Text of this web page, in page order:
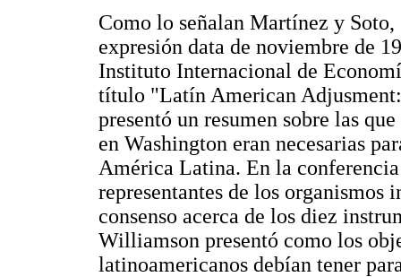
Como lo señalan Martínez y
expresión data de noviembre de
Instituto Internacional de
título "Latín American
presentó un resumen sobre las
en Washington eran necesarias
América Latina. En la
representantes de los organismos
consenso acerca de los diez
Williamson presentó como los
latinoamericanos debían tener